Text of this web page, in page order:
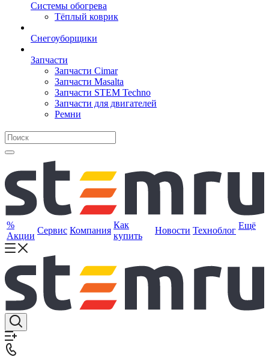
Системы обогрева
Тёплый коврик
Снегоуборщики
Запчасти
Запчасти Cimar
Запчасти Masalta
Запчасти STEM Techno
Запчасти для двигателей
Ремни
%
Акции
Сервис Компания
Как
купить
Новости Техноблог Ещё